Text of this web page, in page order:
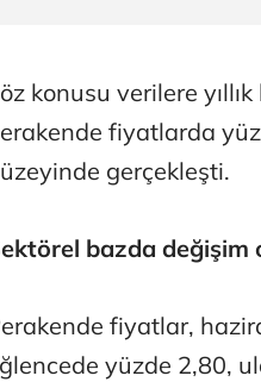
konusu verilere
fiyatlarda
gerçekleşti.
bazda değişim
fiyatlar,
yüzde 2,80,